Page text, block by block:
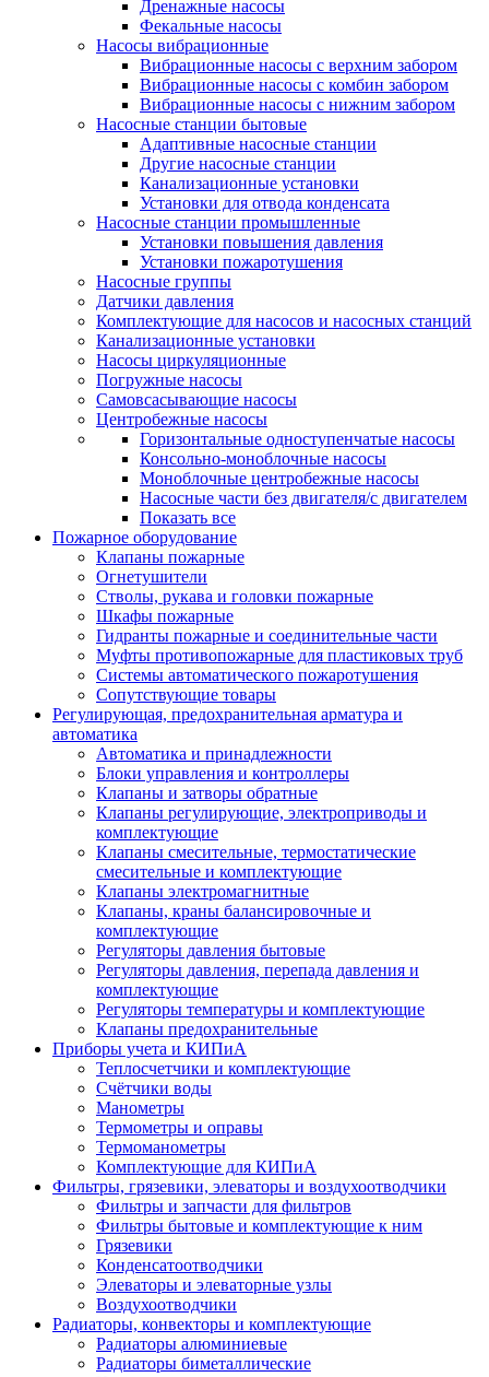
Дренажные насосы
Фекальные насосы
Насосы вибрационные
Вибрационные насосы с верхним забором
Вибрационные насосы с комбин забором
Вибрационные насосы с нижним забором
Насосные станции бытовые
Адаптивные насосные станции
Другие насосные станции
Канализационные установки
Установки для отвода конденсата
Насосные станции промышленные
Установки повышения давления
Установки пожаротушения
Насосные группы
Датчики давления
Комплектующие для насосов и насосных станций
Канализационные установки
Насосы циркуляционные
Погружные насосы
Самовсасывающие насосы
Центробежные насосы
Горизонтальные одноступенчатые насосы
Консольно-моноблочные насосы
Моноблочные центробежные насосы
Насосные части без двигателя/с двигателем
Показать все
Пожарное оборудование
Клапаны пожарные
Огнетушители
Стволы, рукава и головки пожарные
Шкафы пожарные
Гидранты пожарные и соединительные части
Муфты противопожарные для пластиковых труб
Системы автоматического пожаротушения
Сопутствующие товары
Регулирующая, предохранительная арматура и
автоматика
Автоматика и принадлежности
Блоки управления и контроллеры
Клапаны и затворы обратные
Клапаны регулирующие, электроприводы и
комплектующие
Клапаны смесительные, термостатические
смесительные и комплектующие
Клапаны электромагнитные
Клапаны, краны балансировочные и
комплектующие
Регуляторы давления бытовые
Регуляторы давления, перепада давления и
комплектующие
Регуляторы температуры и комплектующие
Клапаны предохранительные
Приборы учета и КИПиА
Теплосчетчики и комплектующие
Счётчики воды
Манометры
Термометры и оправы
Термоманометры
Комплектующие для КИПиА
Фильтры, грязевики, элеваторы и воздухоотводчики
Фильтры и запчасти для фильтров
Фильтры бытовые и комплектующие к ним
Грязевики
Конденсатоотводчики
Элеваторы и элеваторные узлы
Воздухоотводчики
Радиаторы, конвекторы и комплектующие
Радиаторы алюминиевые
Радиаторы биметаллические